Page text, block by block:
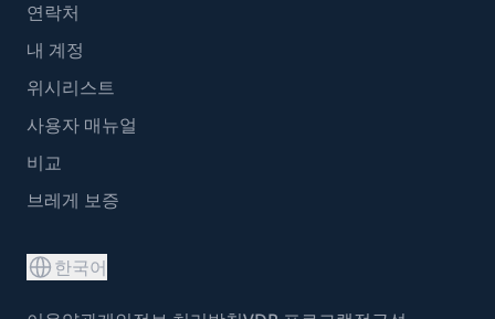
연락처
내 계정
위시리스트
사용자 매뉴얼
비교
브레게 보증
한국어